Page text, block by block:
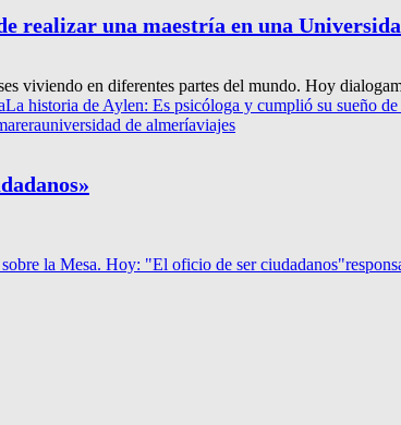
realizar una maestría en una
viviendo en diferentes partes del mundo. Hoy
La historia de Aylen: Es psicóloga y cumplió su sueño
universidad de almeríaviajes
la Mesa. Hoy: "El oficio de ser ciudadanos"